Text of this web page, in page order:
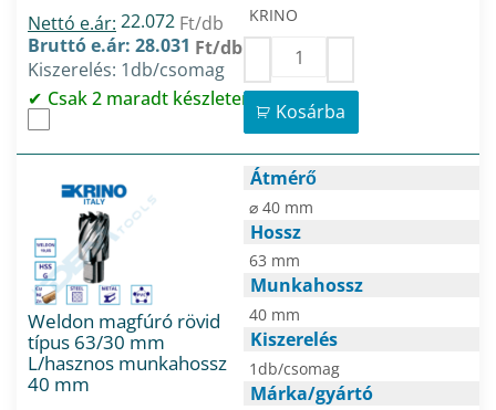
Nettó e.ár: 22.072 Ft/db
Bruttó e.ár: 28.031 Ft/db
Kiszerelés: 1db/csomag
Csak 2 maradt készleten
KRINO
Kosárba
Weldon magfúró rövid
típus 63/30 mm
L/hasznos munkahossz
40 mm
Átmérő
⌀ 40 mm
Hossz
63 mm
Munkahossz
40 mm
Kiszerelés
1db/csomag
Márka/gyártó